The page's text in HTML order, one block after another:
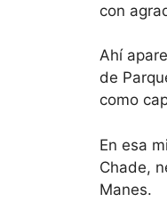
con
Ahí
de
como
En esa
Chade,
Manes.